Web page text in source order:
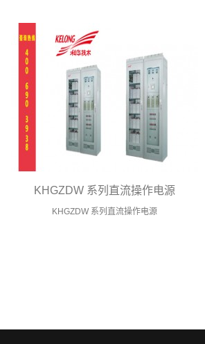
KHGZDW 系列直流操作电源
KHGZDW 系列直流操作电源